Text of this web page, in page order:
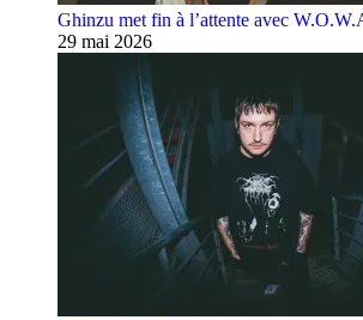
Ghinzu met fin à l’attente avec
29 mai 2026